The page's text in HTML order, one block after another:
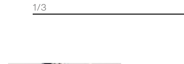
1/3